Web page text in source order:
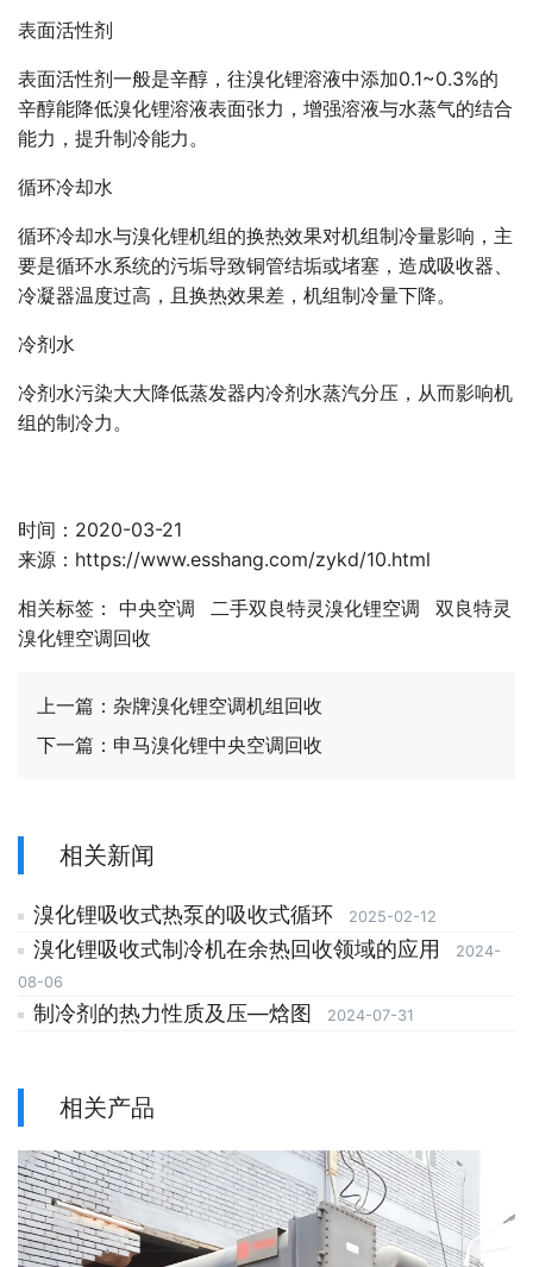
表面活性剂
表面活性剂一般是辛醇，往溴化锂溶液中添加0.1~0.3%的
辛醇能降低溴化锂溶液表面张力，增强溶液与水蒸气的结合
能力，提升制冷能力。
循环冷却水
循环冷却水与溴化锂机组的换热效果对机组制冷量影响，主
要是循环水系统的污垢导致铜管结垢或堵塞，造成吸收器、
冷凝器温度过高，且换热效果差，机组制冷量下降。
冷剂水
冷剂水污染大大降低蒸发器内冷剂水蒸汽分压，从而影响机
组的制冷力。
时间：2020-03-21
来源： https://www.esshang.com/zykd/10.html
相关标签： 中央空调 二手双良特灵溴化锂空调
双良特灵
溴化锂空调回收
上一篇： 杂牌溴化锂空调机组回收
下一篇： 申马溴化锂中央空调回收
相关新闻
溴化锂吸收式热泵的吸收式循环 2025-02-12
溴化锂吸收式制冷机在余热回收领域的应用
2024-
08-06
制冷剂的热力性质及压—焓图 2024-07-31
相关产品